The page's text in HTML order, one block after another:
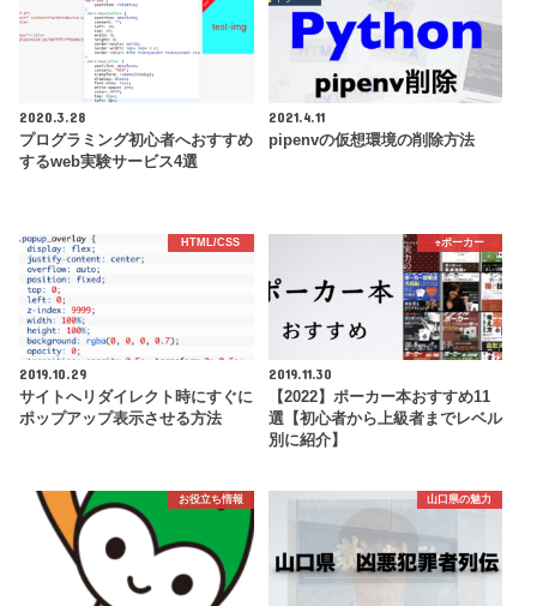
2020.3.28
プログラミング初心者へおすすめ
するweb実験サービス4選
2021.4.11
pipenvの仮想環境の削除方法
HTML/CSS
2019.10.29
サイトへリダイレクト時にすぐに
ポップアップ表示させる方法
♠️ポーカー
2019.11.30
【2022】ポーカー本おすすめ11
選【初心者から上級者までレベル
別に紹介】
お役立ち情報 山口県の魅力